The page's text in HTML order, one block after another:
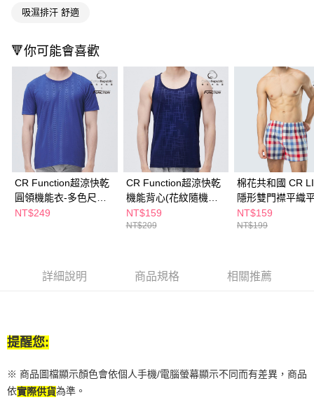
３．安心：先確認商品／服務後，再付款。
１．於結帳方式選擇「AFTEE先享後付」後，將跳轉至「AFTEE先享後付」
結帳頁面，進行簡訊認證並確認金額後，即可完成結帳。
２．訂單成立數日內，您將收到繳費通知簡訊。
３．收到繳費通知簡訊後14天內，點擊此簡訊中的連結，可透過四大超商／
ATM／網路銀行／等多元方式進行付款，方視為交易完成。
※ 請注意：結帳手續完成當下不需立刻繳費，但若您需要取消訂單，請聯絡
購買商品的店家。未經商家同意取消之訂單仍視為有效，需透過AFTEE先享
後付繳納相關費用。
※ 交易是否成功請以「AFTEE先享後付 」之結帳頁面顯示為準，若有關於
是否繳費成功／繳費後需取消欲退款等相關疑問，請聯繫「AFTEE先享後付
客戶支援中心」 https://netprotections.freshdesk.com/support/home
【注意事項】
１．透過由恩沛科技股份有限公司提供之「AFTEE先享後付」服務完成之交
易，需依本服務之必要範圍內提供個人資料，並將交易相關給付款項請求債
３．未成年的使用者請事先徵得法定代理人或監護人之同意方可使用
「AFTEE先享後付」，若未經同意申辦者引起之損失，本公司不負相關責
請求用戶進行身份認證。
５．嚴禁一人註冊多個帳號或使用他人資訊註冊。若發現惡意使用之情形，
全家取貨付款
付款後全家取貨
每筆NT$65，滿NT$390(含以上)免運費
萊爾富取貨付款
每筆NT$65，滿NT$490(含以上)免運費
付款後萊爾富取貨
每筆NT$65，滿NT$490(含以上)免運費
7-11取貨付款
每筆NT$65，滿NT$490(含以上)免運費
宅配(本島)
每筆NT$80，滿NT$290(含以上)免運費
吸濕排汗 舒適
🔻你可能會喜歡
CR Function超涼快乾
圓領機能衣-多色尺寸
任選(花紋隨機出貨)
NT$249
CR Function超涼快乾
機能背心(花紋隨機出
貨)
NT$159
NT$209
棉花共和國 CR
隱形雙門襟平織
(顏色隨機出貨)
NT$159
NT$199
詳細說明 商品規格 相關推薦
提醒您:
※ 商品圖檔顯示顏色會依個人手機/電腦螢幕顯示不同而有差異，商品
依實際供貨為準。